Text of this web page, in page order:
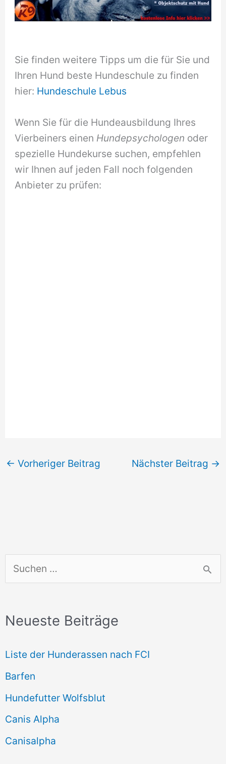
u
h
n
n
a
c
h
Neueste Beiträge
Liste der Hunderassen nach FCI
Barfen
Hundefutter Wolfsblut
Canis Alpha
Canisalpha
Sie finden weitere Tipps um die für Sie und
Ihren Hund beste Hundeschule zu finden
hier: Hundeschule Lebus
Wenn Sie für die Hundeausbildung Ihres
Vierbeiners einen Hundepsychologen oder
spezielle Hundekurse suchen, empfehlen
wir Ihnen auf jeden Fall noch folgenden
Anbieter zu prüfen:
← Vorheriger Beitrag Nächster Beitrag →